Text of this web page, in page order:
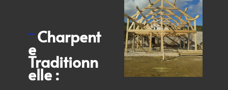
Charpent
e
Traditionn
elle :